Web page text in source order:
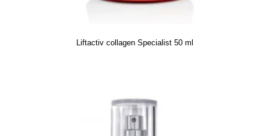
Liftactiv collagen Specialist 50 ml